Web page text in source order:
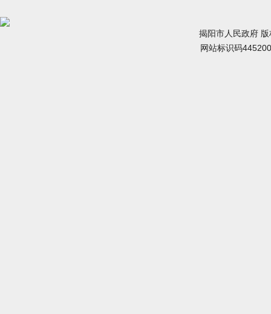
揭阳市人民政府
网站标识码